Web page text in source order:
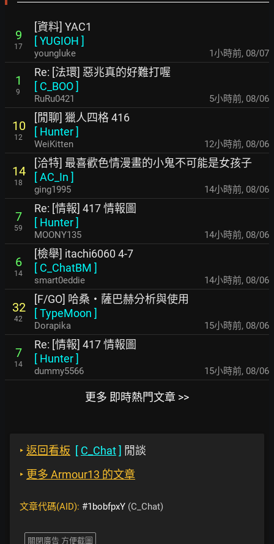
9
17
[資料] YAC1
[YUGIOH ]
youngluke 1小時前, 08/07
1
9
Re: [法環] 惡兆真的好難打喔
[ C_BOO]
RuRu0421 5小時前, 08/06
10
12
[閒聊] 獵人四格 416
[ Hunter]
WeiKitten 12小時前, 08/06
14
18
[洽特] 最喜歡色情漫畫的小鬼不可能是女孩子
[AC_In ]
ging1995 14小時前, 08/06
7
59
Re: [情報] 417 情報圖
[ Hunter]
MOONY135 14小時前, 08/06
6
14
[檢舉] itachi6060 4-7
[ C_ChatBM ]
smart0eddie 14小時前, 08/06
32
42
[F/GO] 哈桑・薩巴赫分析與使用
[TypeMoon ]
Dorapika 15小時前, 08/06
7
14
Re: [情報] 417 情報圖
[ Hunter]
dummy5566 15小時前, 08/06
更多 即時熱門文章 >>
‣ 返回看板 [ C_Chat] 閒談
‣ 更多 Armour13 的文章
文章代碼(AID): #1bobfpxY (C_Chat)
關閉廣告 方便截圖